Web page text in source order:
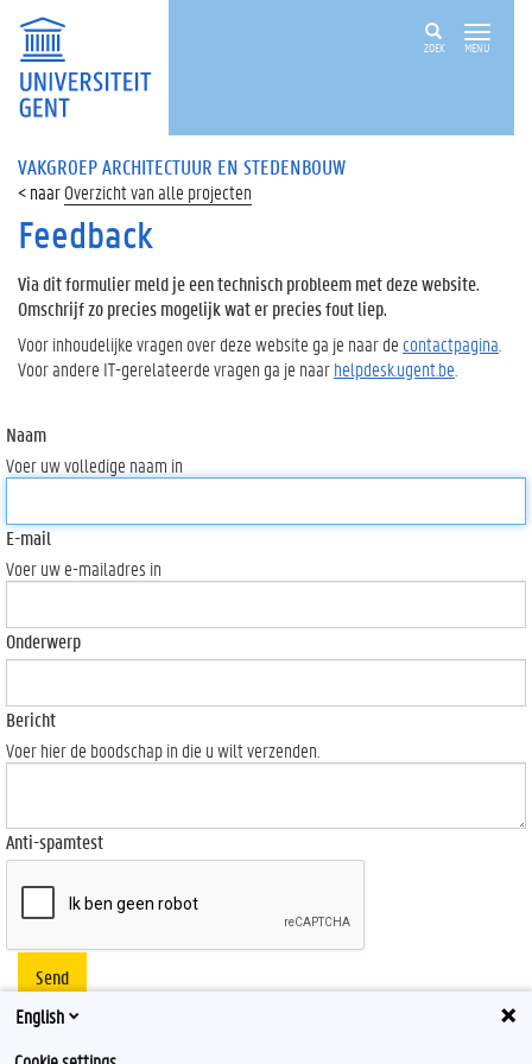
ZOEK MENU
VAKGROEP ARCHITECTUUR EN STEDENBOUW
Overzicht van alle projecten
Feedback
Via dit formulier meld je een technisch probleem met deze website.
Omschrijf zo precies mogelijk wat er precies fout liep.
Voor inhoudelijke vragen over deze website ga je naar de contactpagina
Voor andere IT-gerelateerde vragen ga je naarhelpdesk.ugent.be
Naam
Voer uw volledige naam in
E-mail
Voer uw e-mailadres in
Onderwerp
Bericht
Voer hier de boodschap in die u wilt verzenden.
Anti-spamtest
Send
English